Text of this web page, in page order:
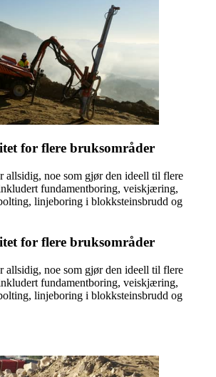
for flere bruksområder
allsidig, noe som gjør den ideell til flere
fundamentboring, veiskjæring,
linjeboring i blokksteinsbrudd og
for flere bruksområder
allsidig, noe som gjør den ideell til flere
fundamentboring, veiskjæring,
linjeboring i blokksteinsbrudd og